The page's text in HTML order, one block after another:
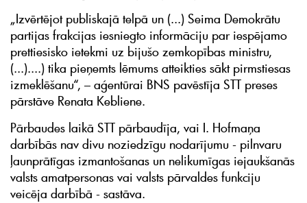
„Izvērtējot publiskajā telpā un (...) Seima Demokrātu
partijas frakcijas iesniegto informāciju par iespējamo
prettiesisko ietekmi uz bijušo zemkopības ministru,
(...)....) tika pieņemts lēmums atteikties sākt pirmstiesas
izmeklēšanu“, – aģentūrai BNS pavēstīja STT preses
pārstāve Renata Kebliene.
Pārbaudes laikā STT pārbaudīja, vai I. Hofmaņa
darbībās nav divu noziedzīgu nodarījumu - pilnvaru
ļaunprātīgas izmantošanas un nelikumīgas iejaukšanās
valsts amatpersonas vai valsts pārvaldes funkciju
veicēja darbībā - sastāva.